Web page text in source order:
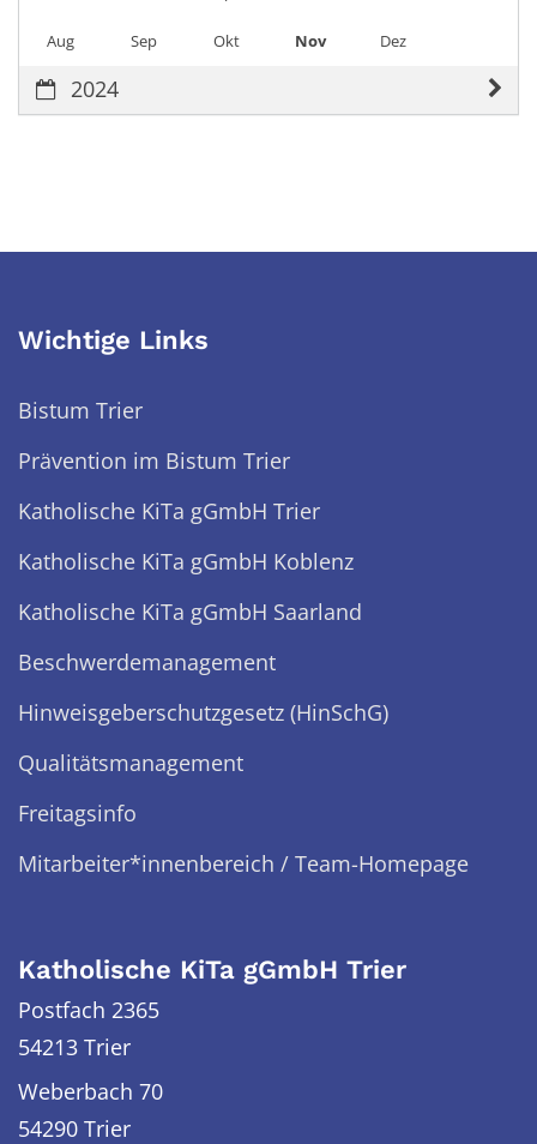
Aug Sep Okt Nov Dez
2024
Wichtige Links
Bistum Trier
Prävention im Bistum Trier
Katholische KiTa gGmbH Trier
Katholische KiTa gGmbH Koblenz
Katholische KiTa gGmbH Saarland
Beschwerdemanagement
Hinweisgeberschutzgesetz (HinSchG)
Qualitätsmanagement
Freitagsinfo
Mitarbeiter*innenbereich / Team-Homepage
Katholische KiTa gGmbH Trier
Postfach 2365
54213 Trier
Weberbach 70
54290 Trier